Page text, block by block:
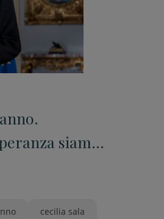
siamo
la nostra
cecilia sala